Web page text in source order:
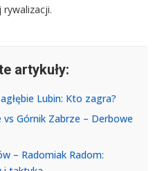
artykuły:
Lubin: Kto zagra?
vs Górnik Zabrze – Derbowe
– Radomiak Radom: